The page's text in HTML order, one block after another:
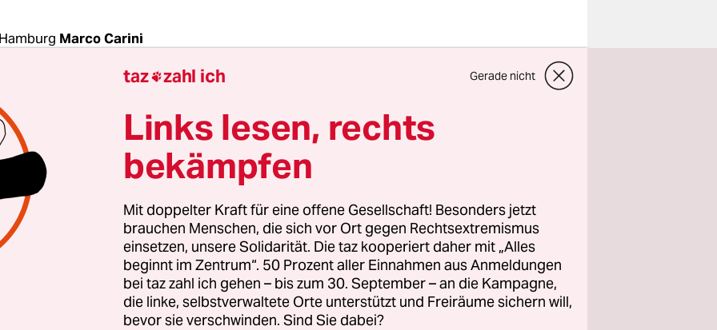
Marco Carini
vor. Als erstes Bundesland wird Hamburg am
in zweiter Lesung ein Gesetz verabschieden, das die
leerstehender Gewerbe-Immobilien auch gegen den
erlaubt. Zumindest wenn die Gebäude und
von Flüchtlingen benötigt werden.
Fraktion ist das Gesetz, das in der kommenden Woche in
ein „Tabubruch“. Die FDP geißelt es als
Eingriff“ in die Grundrechte. Hamburgs
Michael Neumann (SPD) hält trotzdem daran fest. Die
taz zahl ich Gerade nicht
Links lesen, rechts
bekämpfen
Mit doppelter Kraft für eine offene Gesellschaft! Besonders jetzt
brauchen Menschen, die sich vor Ort gegen Rechtsextremismus
einsetzen, unsere Solidarität. Die taz kooperiert daher mit „Alles
beginnt im Zentrum“. 50 Prozent aller Einnahmen aus Anmeldungen
bei taz zahl ich gehen – bis zum 30. September – an die Kampagne,
die linke, selbstverwaltete Orte unterstützt und Freiräume sichern will,
bevor sie verschwinden. Sind Sie dabei?